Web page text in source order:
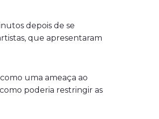
depois de se
que apresentaram
uma ameaça ao
poderia restringir as